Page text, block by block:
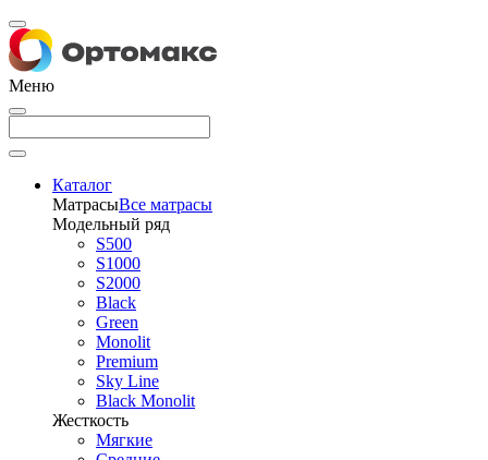
Меню
Каталог
МатрасыВсе матрасы
Модельный ряд
S500
S1000
S2000
Black
Green
Monolit
Premium
Sky Line
Black Monolit
Жесткость
Мягкие